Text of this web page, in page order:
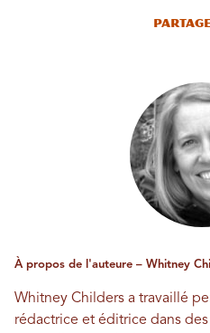
À propos de l'auteure – Whitney
Whitney Childers a travaillé
rédactrice et éditrice dans